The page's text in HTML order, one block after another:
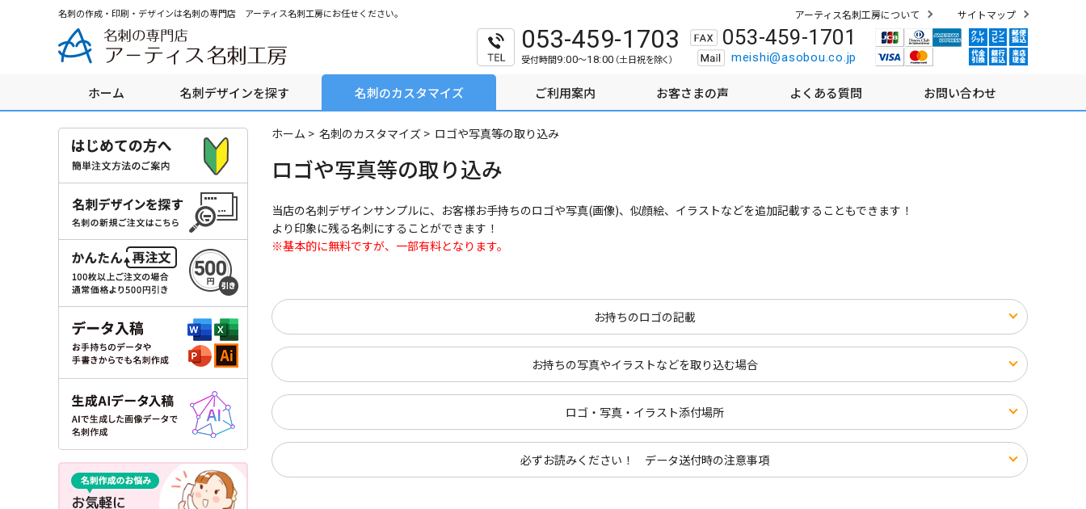
ビ
ゲ
名刺の作成・印刷・デザインは名刺の専門店 アーティス名刺工房にお任せください。 アーティス名刺工房について サイトマップ
053-459-1703
受付時間9:00～18:00 （土日祝を除く）
053-459-1701
meishi@asobou.co.jp
ホーム 名刺デザインを探す 名刺のカスタマイズ ご利用案内 お客さまの声 よくある質問 お問い合わせ
ホーム > 名刺のカスタマイズ > ロゴや写真等の取り込み
ロゴや写真等の取り込み
当店の名刺デザインサンプルに、お客様お手持ちのロゴや写真(画像)、似顔絵、イラストなどを追加記載することもできます！
より印象に残る名刺にすることができます！
※基本的に無料ですが、一部有料となります。
お持ちのロゴの記載
お持ちの写真やイラストなどを取り込む場合
ロゴ・写真・イラスト添付場所
必ずお読みください！ データ送付時の注意事項